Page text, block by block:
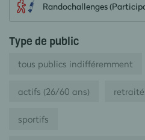
Randochallenges
Type de public
tous publics indifféremment
actifs (26/60 ans)
sportifs